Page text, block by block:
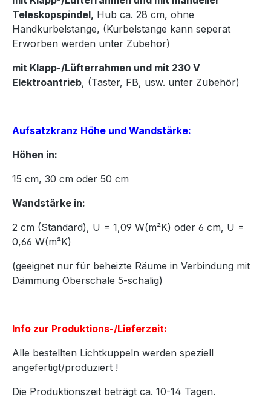
Teleskopspindel, Hub ca. 28 cm, ohne
Handkurbelstange, (Kurbelstange kann seperat
Erworben werden unter Zubehör)
mit Klapp-/Lüfterrahmen und mit 230 V
Elektroantrieb, (Taster, FB, usw. unter Zubehör)
Aufsatzkranz Höhe und Wandstärke:
Höhen in:
15 cm, 30 cm oder 50 cm
Wandstärke in:
2 cm (Standard), U = 1,09 W(m²K) oder 6 cm, U =
0,66 W(m²K)
(geeignet nur für beheizte Räume in Verbindung mit
Dämmung Oberschale 5-schalig)
Info zur Produktions-/Lieferzeit:
Alle bestellten Lichtkuppeln werden speziell
angefertigt/produziert !
Die Produktionszeit beträgt ca. 10-14 Tagen.